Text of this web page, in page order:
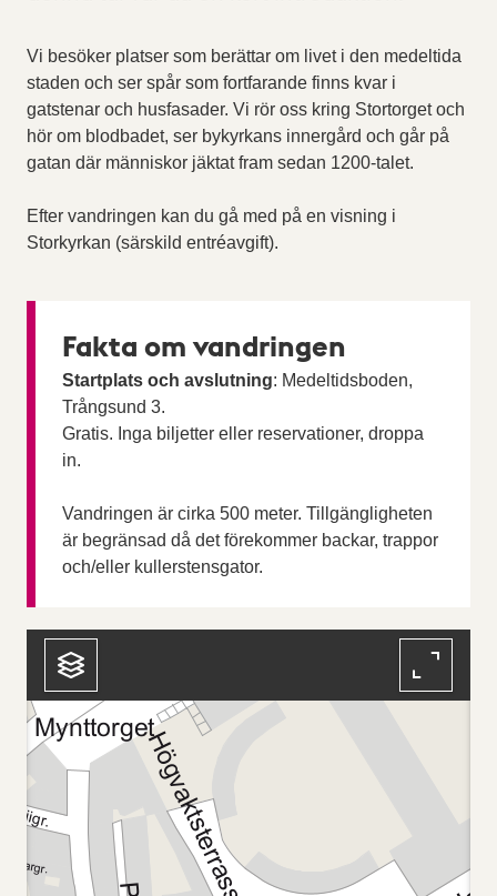
Vi besöker platser som berättar om livet i den medeltida
staden och ser spår som fortfarande finns kvar i
gatstenar och hus­fasader. Vi rör oss kring Stortorget och
hör om blodbadet, ser bykyrkans innergård och går på
gatan där människor jäktat fram sedan 1200-talet.
Efter vandringen kan du gå med på en visning i
Storkyrkan (särskild entréavgift).
Fakta om vandringen
Startplats och avslutning: Medeltidsboden,
Trångsund 3.
Gratis. Inga biljetter eller reservationer, droppa
in.
Vandringen är cirka 500 meter. Tillgängligheten
är begränsad då det förekommer backar, trappor
och/eller kullerstensgator.